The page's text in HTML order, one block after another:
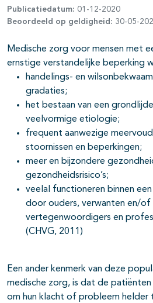
open- en dichtklappen
open- en dichtklappen
open- en dichtklappen
open- en dichtklappen
open- en dichtklappen
open- en dichtklappen
Publicatiedatum: 01-12-2020
Beoordeeld op geldigheid: 30-05-
Medische zorg voor mensen met
ernstige verstandelijke beperking
handelings- en
gradaties;
het bestaan van een
veelvormige etiologie;
frequent aanwezige
stoornissen en beperkingen;
meer en bijzondere
gezondheidsrisico’s;
veelal functioneren binnen
door ouders, verwanten en/
vertegenwoordigers en
(CHVG, 2011)
Een ander kenmerk van deze
medische zorg, is dat de
om hun klacht of probleem helder